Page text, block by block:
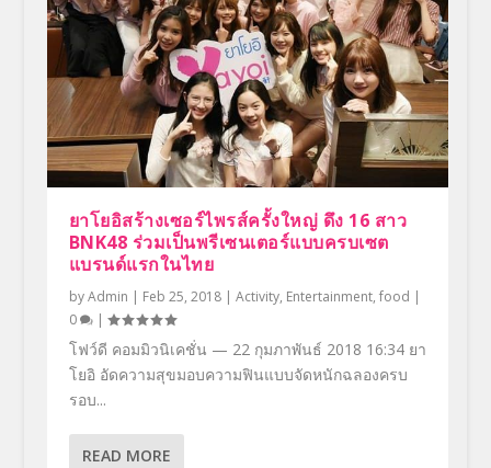
ยาโยอิสร้างเซอร์ไพรส์ครั้งใหญ่ ดึง 16 สาว
BNK48 ร่วมเป็นพรีเซนเตอร์แบบครบเซต
แบรนด์แรกในไทย
byAdmin | Feb 25, 2018| Activity, Entertainment, food |
0
|
โฟว์ดี คอมมิวนิเคชั่น — 22 กุมภาพันธ์ 2018 16:34 ยา
โยอิ อัดความสุขมอบความฟินแบบจัดหนักฉลองครบ
รอบ...
READ MORE